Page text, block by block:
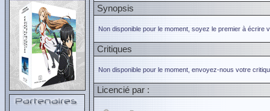
Synopsis
Non disponible pour le moment, soyez le premier à écrire
Critiques
Non disponible pour le moment, envoyez-nous votre
Licencié par :